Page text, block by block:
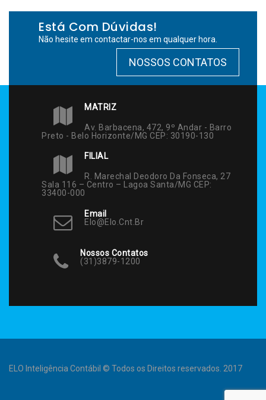
Está Com Dúvidas!
Não hesite em contactar-nos em qualquer hora.
NOSSOS CONTATOS
MATRIZ
Av. Barbacena, 472, 9º Andar - Barro
Preto - Belo Horizonte/MG CEP: 30190-130
FILIAL
R. Marechal Deodoro Da Fonseca, 27
Sala 116 – Centro – Lagoa Santa/MG CEP:
33400-000
Email
Elo@elo.cnt.br
Nossos Contatos
(31)3879-1200
ELO Inteligência Contábil © Todos os Direitos reservados. 2017